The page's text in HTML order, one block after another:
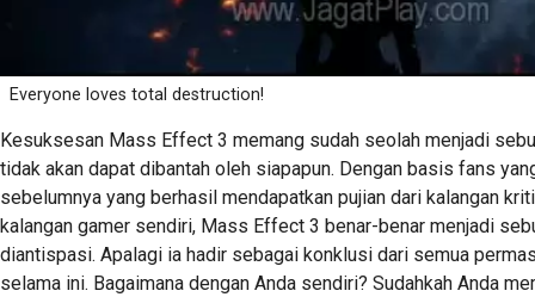
Everyone loves total destruction!
Kesuksesan Mass Effect 3 memang sudah seolah menjadi
tidak akan dapat dibantah oleh siapapun. Dengan basis fans
sebelumnya yang berhasil mendapatkan pujian dari kalangan
kalangan gamer sendiri, Mass Effect 3 benar-benar menjadi
diantispasi. Apalagi ia hadir sebagai konklusi dari semua
selama ini. Bagaimana dengan Anda sendiri? Sudahkah Anda